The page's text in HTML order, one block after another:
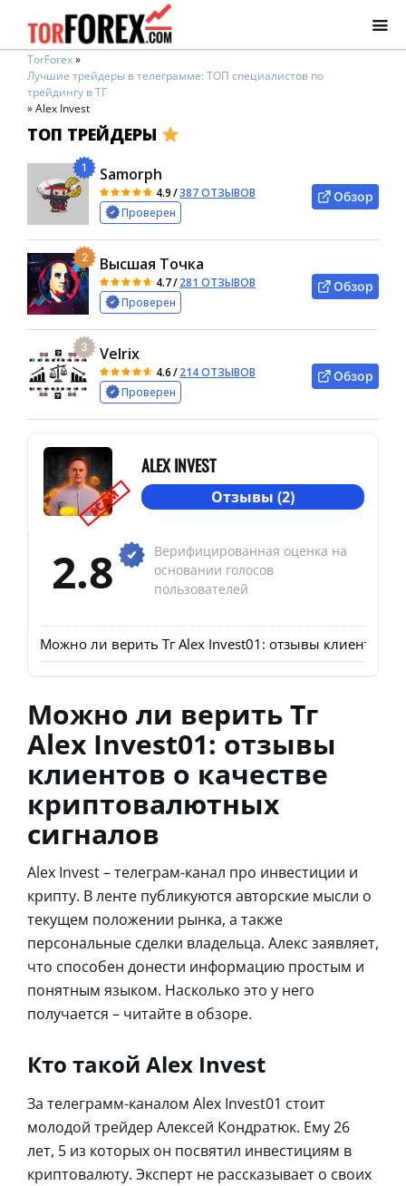
TorForex»
Лучшие трейдеры в телеграмме: ТОП специалистов по
трейдингу в ТГ
»Alex Invest
ТОП ТРЕЙДЕРЫ
1 Samorph
4.9/387 ОТЗЫВОВ
Проверен
Обзор
2 Высшая Точка
4.7/281 ОТЗЫВОВ
Проверен
Обзор
3 Velrix
4.6/214 ОТЗЫВОВ
Проверен
Обзор
SCAM
ALEX INVEST
Отзывы (2)
2.8
Верифицированная оценка на
основании голосов
пользователей
Можно ли верить Тг Alex Invest01: отзывы клиентов о
Можно ли верить Тг
Alex Invest01: отзывы
клиентов о качестве
криптовалютных
сигналов
Alex Invest – телеграм-канал про инвестиции и
крипту. В ленте публикуются авторские мысли о
текущем положении рынка, а также
персональные сделки владельца. Алекс заявляет,
что способен донести информацию простым и
понятным языком. Насколько это у него
получается – читайте в обзоре.
Кто такой Alex Invest
За телеграмм-каналом Alex Invest01 стоит
молодой трейдер Алексей Кондратюк. Ему 26
лет, 5 из которых он посвятил инвестициям в
криптовалюту. Эксперт не рассказывает о своих